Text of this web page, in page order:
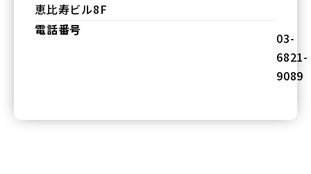
恵比寿ビル8F
電話番号
03-
6821-
9089